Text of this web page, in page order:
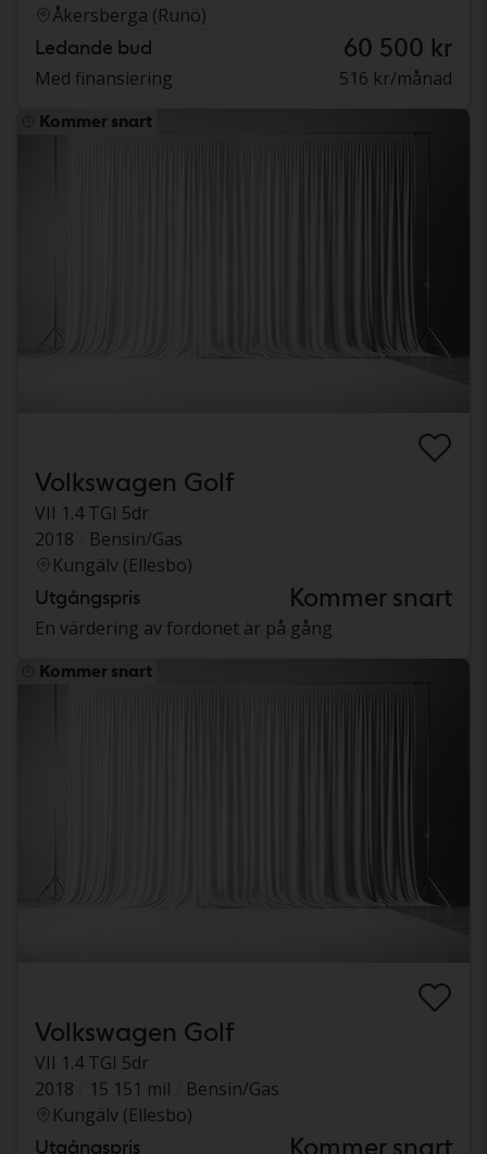
Åkersberga (Runö)
Ledande bud 60 500 kr
Med finansiering 516 kr/månad
Kommer snart
Volkswagen Golf
VII 1.4 TGI 5dr
2018
Bensin/Gas
Kungälv (Ellesbo)
Utgångspris Kommer snart
En värdering av fordonet är på gång
Kommer snart
Volkswagen Golf
VII 1.4 TGI 5dr
2018
15 151 mil
Bensin/Gas
Kungälv (Ellesbo)
Utgångspris Kommer snart